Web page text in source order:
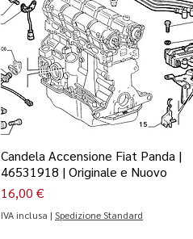
Candela Accensione Fiat Panda |
46531918 | Originale e Nuovo
Prezzo
16,00 €
IVA inclusa | Spedizione Standard